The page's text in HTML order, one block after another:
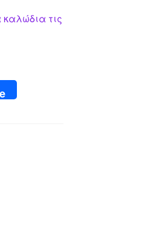
καλώδια τις